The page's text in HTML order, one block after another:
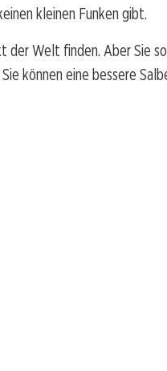
kleinen Funken gibt.
der Welt finden. Aber Sie
können eine bessere